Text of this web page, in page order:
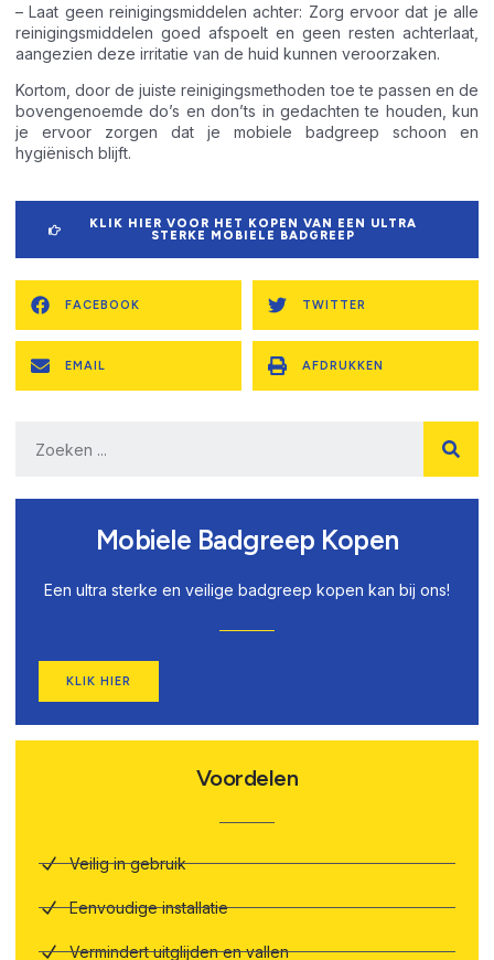
– Laat geen reinigingsmiddelen achter: Zorg ervoor dat je alle
reinigingsmiddelen goed afspoelt en geen resten achterlaat,
aangezien deze irritatie van de huid kunnen veroorzaken.
Kortom, door de juiste reinigingsmethoden toe te passen en de
bovengenoemde do’s en don’ts in gedachten te houden, kun
je ervoor zorgen dat je mobiele badgreep schoon en
hygiënisch blijft.
KLIK HIER VOOR HET KOPEN VAN EEN ULTRA
STERKE MOBIELE BADGREEP
FACEBOOK TWITTER
EMAIL AFDRUKKEN
Mobiele Badgreep Kopen
Een ultra sterke en veilige badgreep kopen kan bij ons!
KLIK HIER
Voordelen
Veilig in gebruik
Eenvoudige installatie
Vermindert uitglijden en vallen